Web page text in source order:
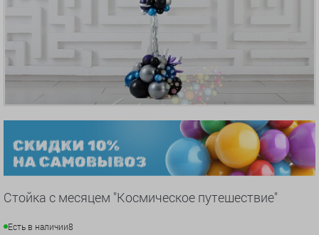
Стойка с месяцем "Космическое путешествие"
Есть в наличии8